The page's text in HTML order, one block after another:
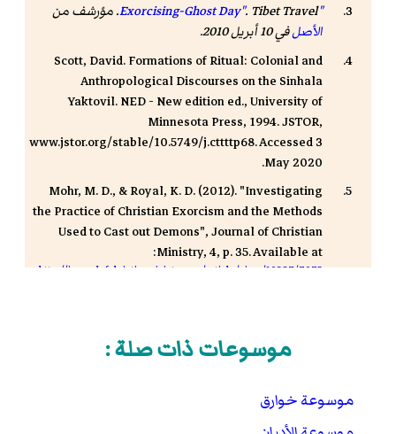
"Exorcising-Ghost Day". Tibet Travel. مؤرشف من
الأصلفي 10 أبريل 2010
.
Scott, David. Formations of Ritual: Colonial and
Anthropological Discourses on the Sinhala
Yaktovil. NED - New edition ed., University of
Minnesota Press, 1994. JSTOR,
www.jstor.org/stable/10.5749/j.cttttp68. Accessed 3
May 2020.
Mohr, M. D., & Royal, K. D. (2012). "Investigating
the Practice of Christian Exorcism and the Methods
Used to Cast out Demons", Journal of Christian
Ministry, 4, p. 35. Available at:
http://journalofchristianministry.org/article/view/10287/7073
possession and exorcism of five living Americans.
San Francisco, Harpercollins p. 462 ( ردمك
صفحات 5–6. . مؤرشف من
موسوعات ذات صلة :
موسوعة خوارق